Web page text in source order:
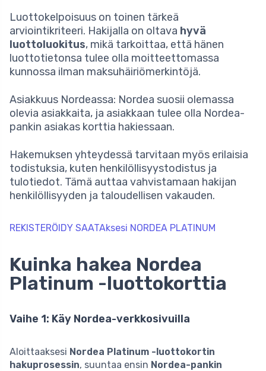
Luottokelpoisuus on toinen tärkeä
arviointikriteeri. Hakijalla on oltava hyvä
luottoluokitus, mikä tarkoittaa, että hänen
luottotietonsa tulee olla moitteettomassa
kunnossa ilman maksuhäiriömerkintöjä.
Asiakkuus Nordeassa: Nordea suosii olemassa
olevia asiakkaita, ja asiakkaan tulee olla Nordea-
pankin asiakas korttia hakiessaan.
Hakemuksen yhteydessä tarvitaan myös erilaisia
todistuksia, kuten henkilöllisyystodistus ja
tulotiedot. Tämä auttaa vahvistamaan hakijan
henkilöllisyyden ja taloudellisen vakauden.
REKISTERÖIDY SAATAksesi NORDEA PLATINUM
Kuinka hakea Nordea
Platinum -luottokorttia
Vaihe 1: Käy Nordea-verkkosivuilla
Aloittaaksesi Nordea Platinum -luottokortin
hakuprosessin, suuntaa ensin Nordea-pankin